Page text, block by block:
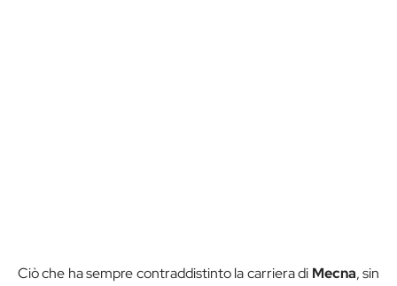
Ciò che ha sempre contraddistinto la carriera di Mecna, sin